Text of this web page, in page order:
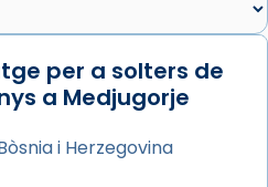
per a solters de
a Medjugorje
i Herzegovina